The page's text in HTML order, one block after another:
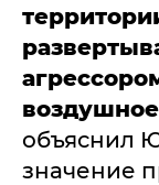
объяснил
значение